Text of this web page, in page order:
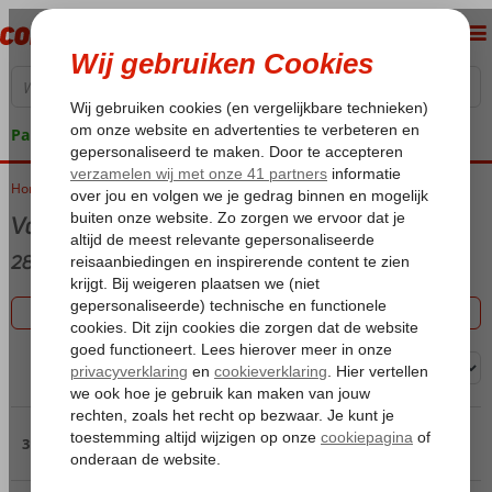
Pakketgarantie
Home Vakanties 2026
Vakantie
2856 aanbiedingen
Filter 2856 aanbiedingen
Sorteren op:
31 t/m 45 van de 2856 accommodaties Pagina 3